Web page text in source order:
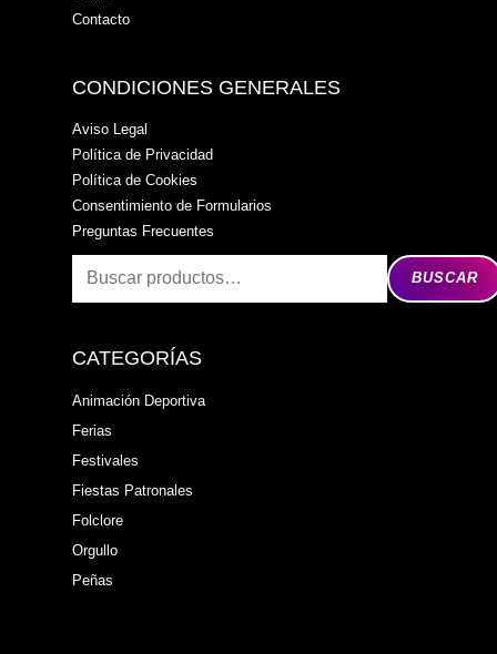
Contacto
CONDICIONES GENERALES
Aviso Legal
Política de Privacidad
Política de Cookies
Consentimiento de Formularios
Preguntas Frecuentes
BUSCAR
CATEGORÍAS
Animación Deportiva
Ferias
Festivales
Fiestas Patronales
Folclore
Orgullo
Peñas